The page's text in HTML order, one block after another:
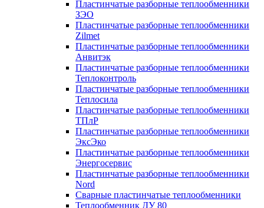
Пластинчатые разборные теплообменники
ЗЭО
Пластинчатые разборные теплообменники
Zilmet
Пластинчатые разборные теплообменники
Анвитэк
Пластинчатые разборные теплообменники
Теплоконтроль
Пластинчатые разборные теплообменники
Теплосила
Пластинчатые разборные теплообменники
ТПлР
Пластинчатые разборные теплообменники
ЭксЭко
Пластинчатые разборные теплообменники
Энергосервис
Пластинчатые разборные теплообменники
Nord
Сварные пластинчатые теплообменники
Теплообменник ДУ 80